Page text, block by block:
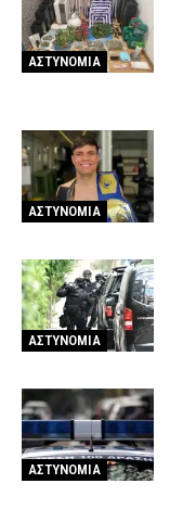
ΑΣΤΥΝΟΜΙΑ
ΑΣΤΥΝΟΜΙΑ
ΑΣΤΥΝΟΜΙΑ
ΑΣΤΥΝΟΜΙΑ